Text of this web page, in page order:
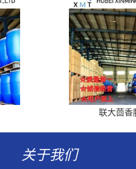
联大茴香
关于我们